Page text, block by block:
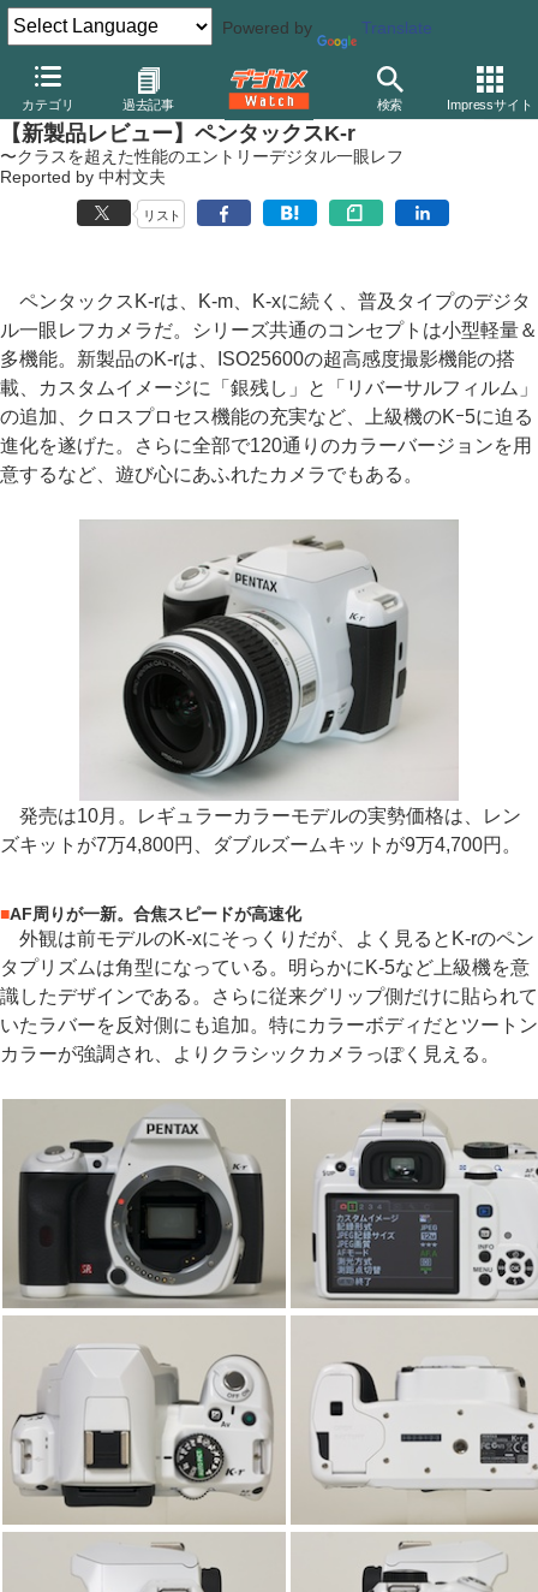
Powered by Translate
カテゴリ 過去記事 検索 Impressサイト
デジカメ Watch カメラ 一眼レフカメラ ペンタックス
【新製品レビュー】ペンタックスK-r
〜クラスを超えた性能のエントリーデジタル一眼レフ
Reported by 中村文夫
リスト
ペンタックスK-rは、K-m、K-xに続く、普及タイプのデジタ
ル一眼レフカメラだ。シリーズ共通のコンセプトは小型軽量＆
多機能。新製品のK-rは、ISO25600の超高感度撮影機能の搭
載、カスタムイメージに「銀残し」と「リバーサルフィルム」
の追加、クロスプロセス機能の充実など、上級機のKｰ5に迫る
進化を遂げた。さらに全部で120通りのカラーバージョンを用
意するなど、遊び心にあふれたカメラでもある。
発売は10月。レギュラーカラーモデルの実勢価格は、レン
ズキットが7万4,800円、ダブルズームキットが9万4,700円。
■AF周りが一新。合焦スピードが高速化
外観は前モデルのK-xにそっくりだが、よく見るとK-rのペン
タプリズムは角型になっている。明らかにK-5など上級機を意
識したデザインである。さらに従来グリップ側だけに貼られて
いたラバーを反対側にも追加。特にカラーボディだとツートン
カラーが強調され、よりクラシックカメラっぽく見える。